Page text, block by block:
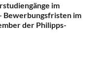
im
Bewerbungsfristen im
der Philipps-